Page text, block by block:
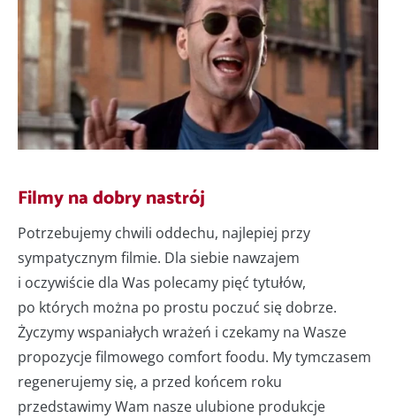
Filmy na dobry nastrój
Potrzebujemy chwili oddechu, najlepiej przy
sympatycznym filmie. Dla siebie nawzajem
i oczywiście dla Was polecamy pięć tytułów,
po których można po prostu poczuć się dobrze.
Życzymy wspaniałych wrażeń i czekamy na Wasze
propozycje filmowego comfort foodu. My tymczasem
regenerujemy się, a przed końcem roku
przedstawimy Wam nasze ulubione produkcje